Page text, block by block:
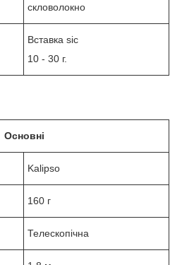
скловолокно
Вставка sic
10 - 30 г.
Основні
Kalipso
160 г
Телескопічна